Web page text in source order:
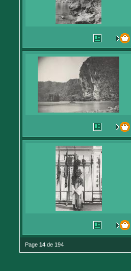
Page 14 de 194